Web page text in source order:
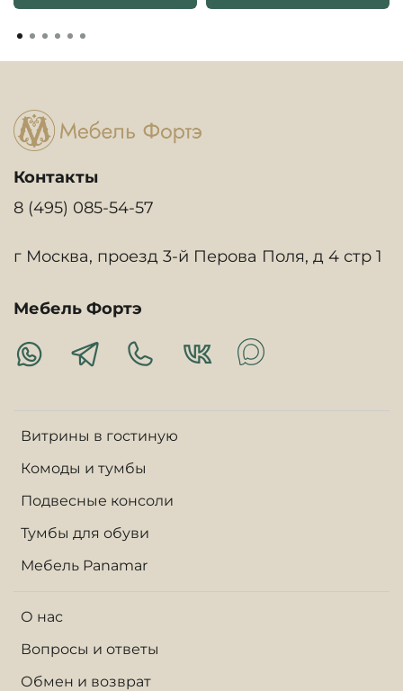
Витрины в гостиную
Комоды и тумбы
Подвесные консоли
Тумбы для обуви
Мебель Panamar
О нас
Вопросы и ответы
Обмен и возврат
Контакты
8 (495) 085-54-57
г Москва, проезд 3-й Перова Поля, д 4 стр 1
Мебель Фортэ